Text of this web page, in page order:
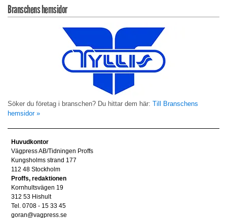
Branschens hemsidor
Söker du företag i branschen? Du hittar dem här: Till Branschens
hemsidor »
Huvudkontor
Vägpress AB/Tidningen Proffs
Kungsholms strand 177
112 48 Stockholm
Proffs, redaktionen
Kornhultsvägen 19
312 53 Hishult
Tel. 0708 - 15 33 45
goran@vagpress.se